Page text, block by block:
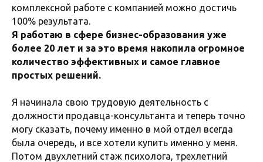
комплексной работе с компанией можно достичь
100% результата.
Я работаю в сфере бизнес-образования уже
более 20 лет и за это время накопила огромное
количество эффективных и самое главное
простых решений.
Я начинала свою трудовую деятельность с
должности продавца-консультанта и теперь точно
могу сказать, почему именно в мой отдел всегда
была очередь, и все хотели купить именно у меня.
Потом двухлетний стаж психолога, трехлетний